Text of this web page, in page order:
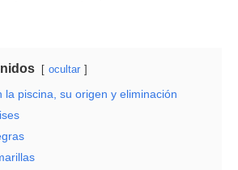
ocultar
la piscina, su origen y eliminación